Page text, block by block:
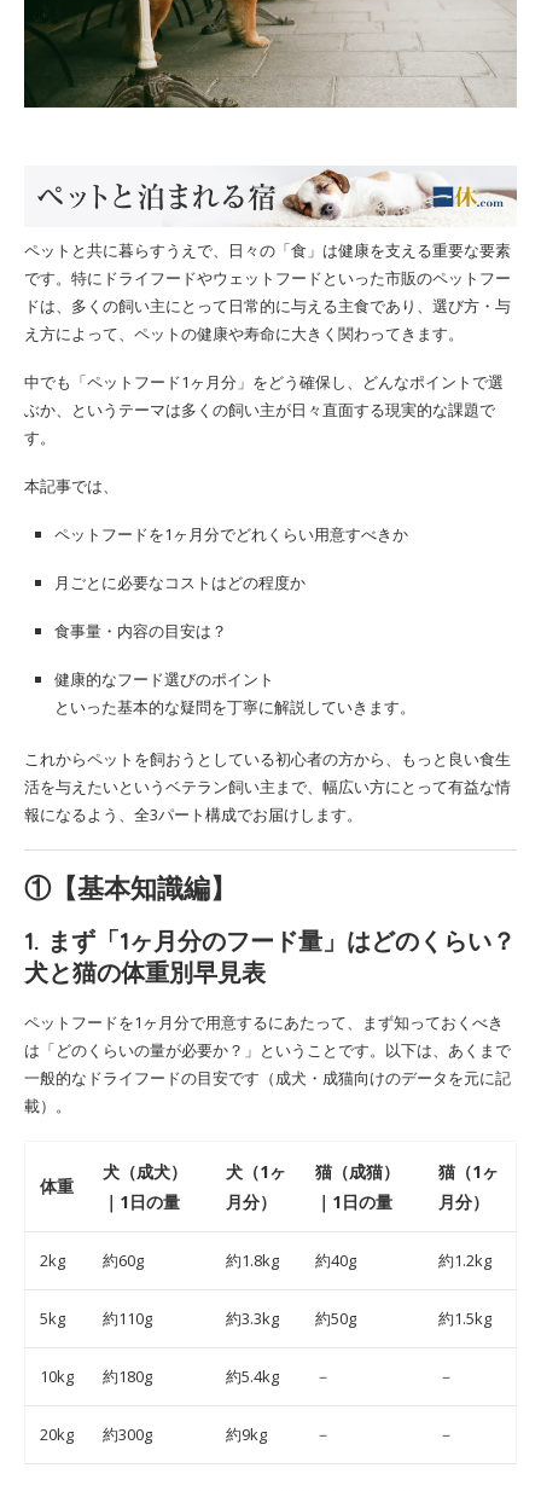
ペットと共に暮らすうえで、日々の「食」は健康を支える重要な要素
です。特にドライフードやウェットフードといった市販のペットフー
ドは、多くの飼い主にとって日常的に与える主食であり、選び方・与
え方によって、ペットの健康や寿命に大きく関わってきます。
中でも「ペットフード1ヶ月分」をどう確保し、どんなポイントで選
ぶか、というテーマは多くの飼い主が日々直面する現実的な課題で
す。
本記事では、
ペットフードを1ヶ月分でどれくらい用意すべきか
月ごとに必要なコストはどの程度か
食事量・内容の目安は？
健康的なフード選びのポイント
といった基本的な疑問を丁寧に解説していきます。
これからペットを飼おうとしている初心者の方から、もっと良い食生
活を与えたいというベテラン飼い主まで、幅広い方にとって有益な情
報になるよう、全3パート構成でお届けします。
①【基本知識編】
1. まず「1ヶ月分のフード量」はどのくらい？
犬と猫の体重別早見表
ペットフードを1ヶ月分で用意するにあたって、まず知っておくべき
は「どのくらいの量が必要か？」ということです。以下は、あくまで
一般的なドライフードの目安です（成犬・成猫向けのデータを元に記
載）。
体重
犬（成犬）
｜1日の量
犬（1ヶ
月分）
猫（成猫）
｜1日の量
猫（1ヶ
月分）
2kg 約60g 約1.8kg 約40g 約1.2kg
5kg 約110g 約3.3kg 約50g 約1.5kg
10kg 約180g 約5.4kg － －
20kg 約300g 約9kg － －